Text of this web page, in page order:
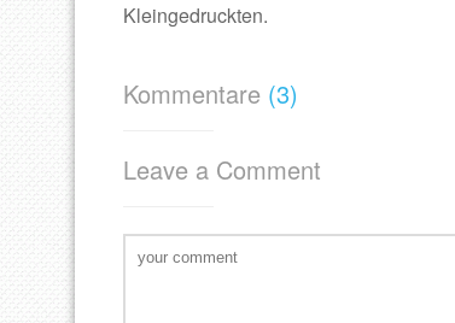
Kleingedruckten.
Kommentare (3)
Leave a Comment